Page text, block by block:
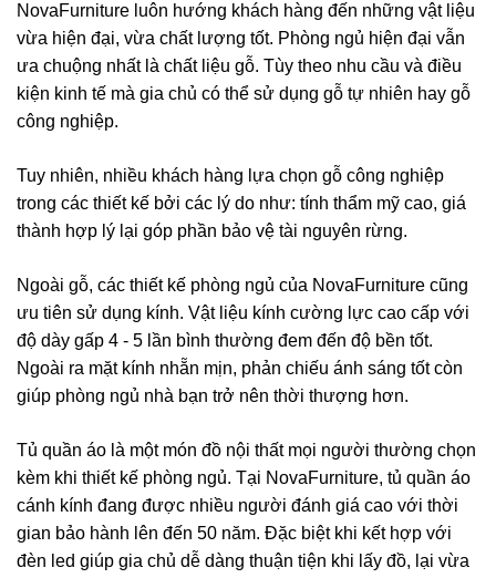
NovaFurniture luôn hướng khách hàng đến những vật liệu
vừa hiện đại, vừa chất lượng tốt. Phòng ngủ hiện đại vẫn
ưa chuộng nhất là chất liệu gỗ. Tùy theo nhu cầu và điều
kiện kinh tế mà gia chủ có thể sử dụng gỗ tự nhiên hay gỗ
công nghiệp.
Tuy nhiên, nhiều khách hàng lựa chọn gỗ công nghiệp
trong các thiết kế bởi các lý do như: tính thẩm mỹ cao, giá
thành hợp lý lại góp phần bảo vệ tài nguyên rừng.
Ngoài gỗ, các thiết kế phòng ngủ của NovaFurniture cũng
ưu tiên sử dụng kính. Vật liệu kính cường lực cao cấp với
độ dày gấp 4 - 5 lần bình thường đem đến độ bền tốt.
Ngoài ra mặt kính nhẵn mịn, phản chiếu ánh sáng tốt còn
giúp phòng ngủ nhà bạn trở nên thời thượng hơn.
Tủ quần áo là một món đồ nội thất mọi người thường chọn
kèm khi thiết kế phòng ngủ. Tại NovaFurniture, tủ quần áo
cánh kính đang được nhiều người đánh giá cao với thời
gian bảo hành lên đến 50 năm. Đặc biệt khi kết hợp với
đèn led giúp gia chủ dễ dàng thuận tiện khi lấy đồ, lại vừa